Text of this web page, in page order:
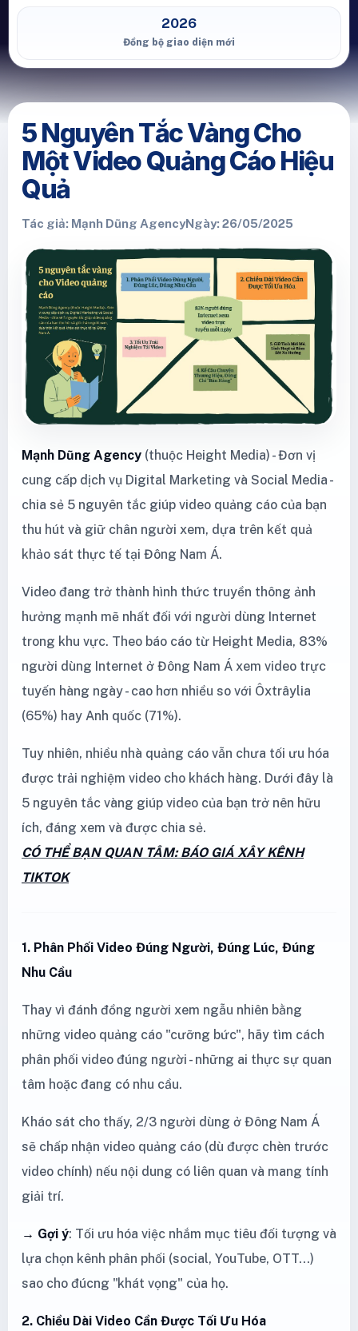
2026
Đồng bộ giao diện mới
5 Nguyên Tắc Vàng Cho
Một Video Quảng Cáo Hiệu
Quả
Tác giả: Mạnh Dũng AgencyNgày: 26/05/2025
Mạnh Dũng Agency (thuộc Height Media) - Đơn vị
cung cấp dịch vụ Digital Marketing và Social Media -
chia sẻ 5 nguyên tắc giúp video quảng cáo của bạn
thu hút và giữ chân người xem, dựa trên kết quả
khảo sát thực tế tại Đông Nam Á.
Video đang trở thành hình thức truyền thông ảnh
hưởng mạnh mẽ nhất đối với người dùng Internet
trong khu vực. Theo báo cáo từ Height Media, 83%
người dùng Internet ở Đông Nam Á xem video trực
tuyến hàng ngày - cao hơn nhiều so với Ôxtrâylia
(65%) hay Anh quốc (71%).
Tuy nhiên, nhiều nhà quảng cáo vẫn chưa tối ưu hóa
được trải nghiệm video cho khách hàng. Dưới đây là
5 nguyên tắc vàng giúp video của bạn trở nên hữu
ích, đáng xem và được chia sẻ.
CÓ THỂ BẠN QUAN TÂM:BÁO GIÁ XÂY KÊNH
TIKTOK
1. Phân Phối Video Đúng Người, Đúng Lúc, Đúng
Nhu Cầu
Thay vì đánh đồng người xem ngẫu nhiên bằng
những video quảng cáo "cưỡng bức", hãy tìm cách
phân phối video đúng người - những ai thực sự quan
tâm hoặc đang có nhu cầu.
Kháo sát cho thấy, 2/3 người dùng ở Đông Nam Á
sẽ chấp nhận video quảng cáo (dù được chèn trước
video chính) nếu nội dung có liên quan và mang tính
giải trí.
→ Gợi ý: Tối ưu hóa việc nhắm mục tiêu đối tượng và
lựa chọn kênh phân phối (social, YouTube, OTT...)
sao cho đúcng "khát vọng" của họ.
2. Chiều Dài Video Cần Được Tối Ưu Hóa